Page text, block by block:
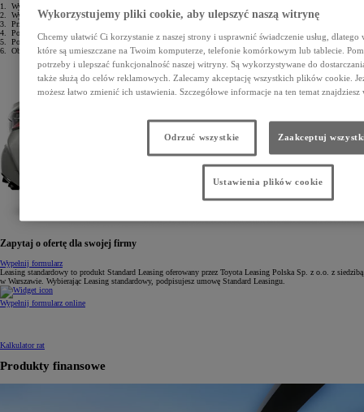
1.
Wybierasz model Toyoty
2.
Wypełniasz wniosek leasingowy w 10 minut.
3.
Przedstawiasz dokument firmy oraz dokumenty finansowe.
4.
Po 1 godzinie odbierasz decyzję leasingową.
5.
Podpisujesz umowę.
6.
Obierasz nową Toyotę.
Zapytaj o ofertę dla swojej firmy
Wypełnij formularz
Leasing standardowy to produkt Standard Leasing oferowany przez Toyota Leasing Polska Sp. z o.o. z siedzibą
w Warszawie. Wybierając Leasing standardowy, podpisujesz umowę Standard Leasingu.
Wypełnij formularz online
Kalkulator rat
Produkty finansowe
Wykorzystujemy pliki cookie, aby ulepszyć naszą witrynę
Chcemy ułatwić Ci korzystanie z naszej strony i usprawnić świadczenie usług,
które są umieszczane na Twoim komputerze, telefonie komórkowym lub tablecie.
potrzeby i ulepszać funkcjonalność naszej witryny. Są wykorzystywane do
także służą do celów reklamowych. Zalecamy akceptację wszystkich plików cookie.
możesz łatwo zmienić ich ustawienia. Szczegółowe informacje na ten temat znajdziesz
Odrzuć wszystkie Zaakceptuj
Ustawienia plików cookie